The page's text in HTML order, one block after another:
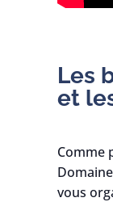
Les
et
Comme
vous